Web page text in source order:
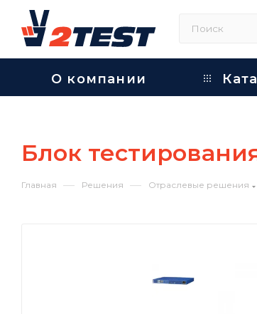
О компании
Блок
Главная — Решения — Отраслевые решения